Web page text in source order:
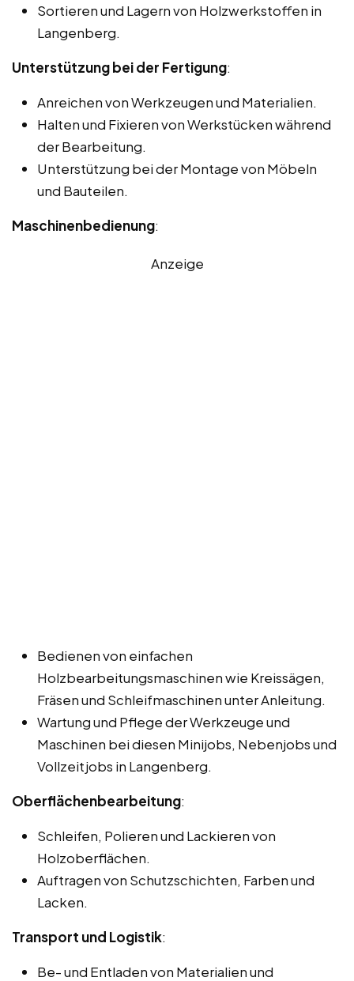
Sortieren und Lagern von Holzwerkstoffen in
Langenberg.
Unterstützung bei der Fertigung:
Anreichen von Werkzeugen und Materialien.
Halten und Fixieren von Werkstücken während
der Bearbeitung.
Unterstützung bei der Montage von Möbeln
und Bauteilen.
Maschinenbedienung:
Anzeige
Bedienen von einfachen
Holzbearbeitungsmaschinen wie Kreissägen,
Fräsen und Schleifmaschinen unter Anleitung.
Wartung und Pflege der Werkzeuge und
Maschinen bei diesen Minijobs, Nebenjobs und
Vollzeitjobs in Langenberg.
Oberflächenbearbeitung:
Schleifen, Polieren und Lackieren von
Holzoberflächen.
Auftragen von Schutzschichten, Farben und
Lacken.
Transport und Logistik:
Be- und Entladen von Materialien und